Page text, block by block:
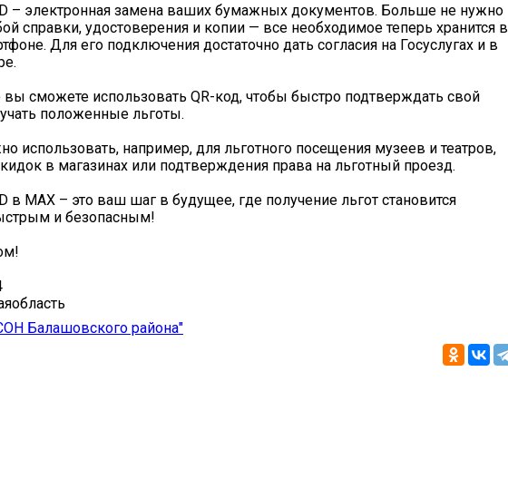
– электронная замена ваших бумажных документов. Больше не нужно
справки, удостоверения и копии — все необходимое теперь хранится в
Для его подключения достаточно дать согласия на Госуслугах и в
вы сможете использовать QR-код, чтобы быстро подтверждать свой
положенные льготы.
использовать, например, для льготного посещения музеев и театров,
в магазинах или подтверждения права на льготный проезд.
в MAX – это ваш шаг в будущее, где получение льгот становится
и безопасным!
Балашовского района"